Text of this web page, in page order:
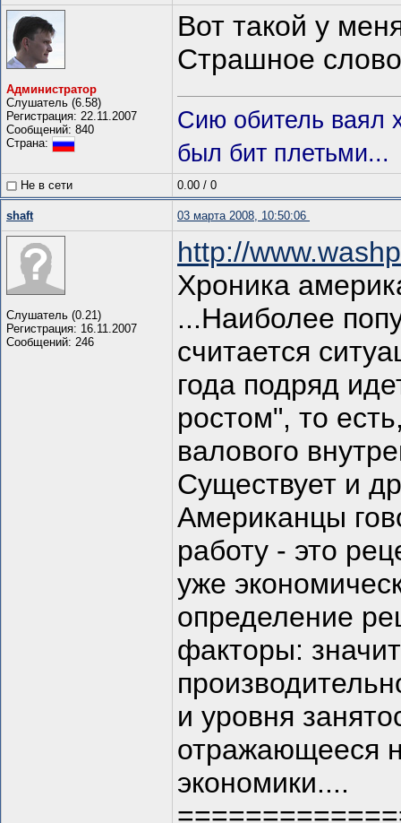
Администратор
Слушатель (6.58)
Регистрация: 22.11.2007
Сообщений: 840
Страна:
Вот такой у
Страшное
Сию обитель ваял
был бит плетьми...
Не в сети 0.00 / 0
shaft 03 марта 2008, 10:50:06
Слушатель (0.21)
Регистрация: 16.11.2007
Сообщений: 246
http://
Хроника
...Наиболее
считается
года подряд
ростом", то
валового
Существует и
Американцы
работу - это
уже
определение
факторы:
и уровня
отражающееся
экономики....